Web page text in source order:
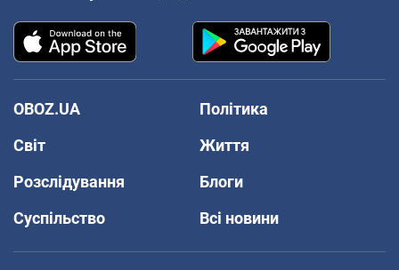
OBOZ.UA
Політика
Світ
Життя
Розслідування
Блоги
Суспільство
Всі новини